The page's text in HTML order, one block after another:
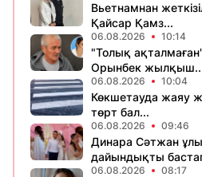
Вьетнамнан
Қайсар Қамз...
06.08.2026 10:14
"Толық
Орынбек
06.08.2026 10:04
Көкшетауда жаяу
төрт бал...
06.08.2026 09:46
Динара Сәтжан
дайындықты
06.08.2026 08:17